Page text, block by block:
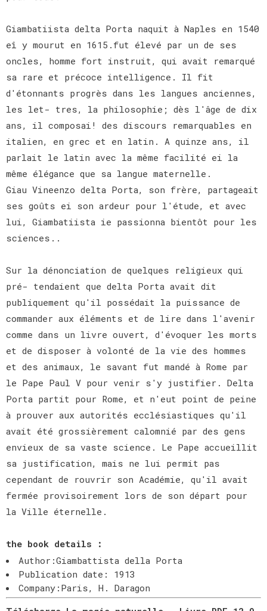
Giambatiista delta Porta naquit à Naples en 1540
eî y mourut en 1615.fut élevé par un de ses
oncles, homme fort instruit, qui avait remarqué
sa rare et précoce intelligence. Il fit
d'étonnants progrès dans les langues anciennes,
les let- tres, la philosophie; dès l'âge de dix
ans, il composai! des discours remarquables en
italien, en grec et en latin. A quinze ans, il
parlait le latin avec la même facilité ei la
même élégance que sa langue maternelle.
Giau Vineenzo delta Porta, son frère, partageait
ses goûts ei son ardeur pour l'étude, et avec
lui, Giambatiista ie passionna bientôt pour les
sciences..
Sur la dénonciation de quelques religieux qui
pré- tendaient que delta Porta avait dit
publiquement qu'il possédait la puissance de
commander aux éléments et de lire dans l'avenir
comme dans un livre ouvert, d'évoquer les morts
et de disposer à volonté de la vie des hommes
et des animaux, le savant fut mandé à Rome par
le Pape Paul V pour venir s'y justifier. Delta
Porta partit pour Rome, et n'eut point de peine
à prouver aux autorités ecclésiastiques qu'il
avait été grossièrement calomnié par des gens
envieux de sa vaste science. Le Pape accueillit
sa justification, mais ne lui permit pas
cependant de rouvrir son Académie, qu'il avait
fermée provisoirement lors de son départ pour
la Ville éternelle.
the book details :
Author:Giambattista della Porta
Publication date: 1913
Company:Paris, H. Daragon